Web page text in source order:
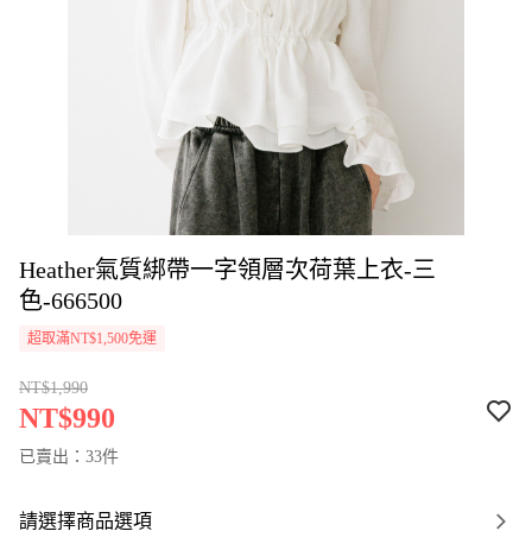
Heather氣質綁帶一字領層次荷葉上衣-三
色-666500
超取滿NT$1,500免運
NT$1,990
NT$990
已賣出：33件
請選擇商品選項